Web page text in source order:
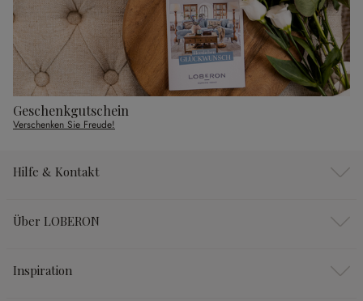
Geschenkgutschein
Verschenken Sie Freude!
Hilfe & Kontakt
Über LOBERON
Inspiration